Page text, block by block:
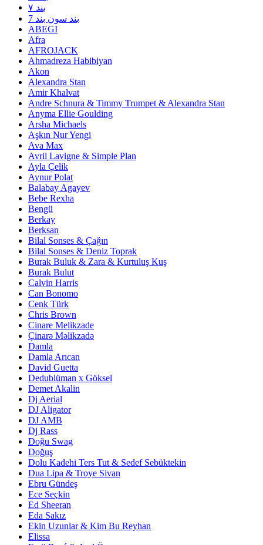
۷ بند
7 بند سون بند
ABEGI
Afra
AFROJACK
Ahmadreza Habibiyan
Akon
Alexandra Stan
Amir Khalvat
Andre Schnura & Timmy Trumpet & Alexandra Stan
Anyma Ellie Goulding
Arsha Michaels
Aşkın Nur Yengi
Ava Max
Avril Lavigne & Simple Plan
Ayla Çelik
Aynur Polat
Balabay Agayev
Bebe Rexha
Bengü
Berkay
Berksan
Bilal Sonses & Çağın
Bilal Sonses & Deniz Toprak
Burak Buluk & Zara & Kurtuluş Kuş
Burak Bulut
Calvin Harris
Can Bonomo
Cenk Türk
Chris Brown
Cinare Melikzade
Çinarə Məlikzadə
Damla
Damla Arıcan
David Guetta
Dedublüman x Göksel
Demet Akalin
Dj Aerial
DJ Aligator
DJ AMB
Dj Rass
Doğu Swag
Doğuş
Dolu Kadehi Ters Tut & Sedef Sebüktekin
Dua Lipa & Troye Sivan
Ebru Gündeş
Ece Seçkin
Ed Sheeran
Eda Sakız
Ekin Uzunlar & Kim Bu Reyhan
Elissa